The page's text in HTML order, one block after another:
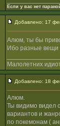
Если у вас нет
Добавлено: 17
Алюм, ты бы
Ибо разные вещи
Малолетних
Добавлено: 18
Алюм.
Ты видимо видел
вариантов и
по покемонам (